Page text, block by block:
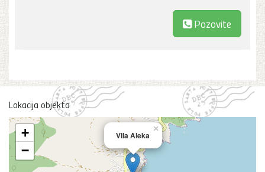
Pozovite
Lokacija objekta
Vila Aleka
×
+
−